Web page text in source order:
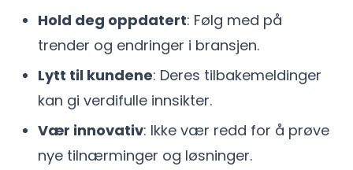
Hold deg oppdatert: Følg med på
trender og endringer i bransjen.
Lytt til kundene: Deres tilbakemeldinger
kan gi verdifulle innsikter.
Vær innovativ: Ikke vær redd for å prøve
nye tilnærminger og løsninger.